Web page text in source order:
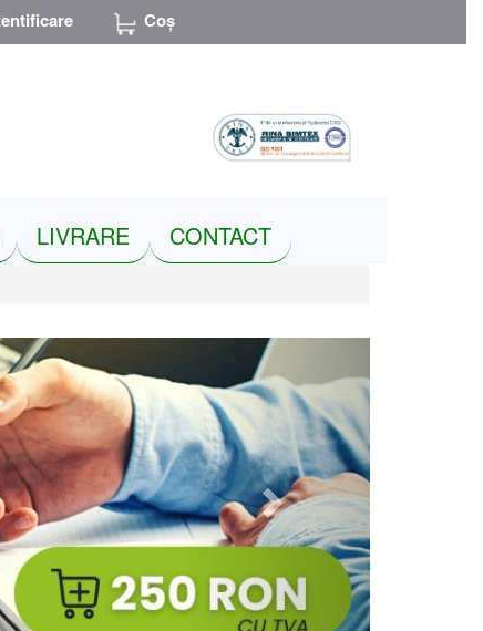
Coș
RON
LIVRARE CONTACT
Next